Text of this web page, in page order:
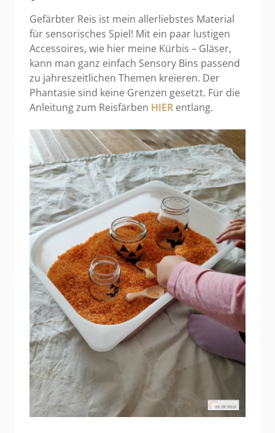
Gefärbter Reis ist mein allerliebstes Material
für sensorisches Spiel! Mit ein paar lustigen
Accessoires, wie hier meine Kürbis – Gläser,
kann man ganz einfach Sensory Bins passend
zu jahreszeitlichen Themen kreieren. Der
Phantasie sind keine Grenzen gesetzt. Für die
Anleitung zum Reisfärben HIER entlang.